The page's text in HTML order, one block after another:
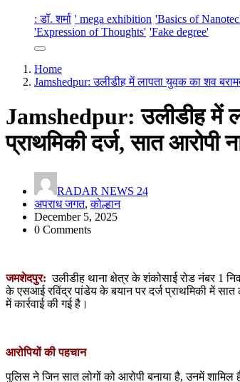
: डॉ. शर्मा ' mega exhibition 'Basics of
'Expression of Thoughts' 'Fake degree'
Home
Jamshedpur: उलीडीह में लापता युवक का शव
Jamshedpur: उलीडीह में
प्राथमिकी दर्ज, सात आरोपी
RADAR NEWS 24
अपराध जगत,कोल्हान
December 5, 2025
0 Comments
जमशेदपुर: उलीडीह थाना क्षेत्र के शंकोसाई रोड नंबर 1
के एसआई रविंद्र पांडेय के बयान पर दर्ज प्राथमिकी में
में कार्रवाई की गई है।
आरोपियों की पहचान
पुलिस ने जिन सात लोगों को आरोपी बनाया है, उनमें शामिल